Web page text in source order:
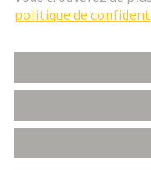
har-modular
Suisse
© HARTING
ContactPolitique de